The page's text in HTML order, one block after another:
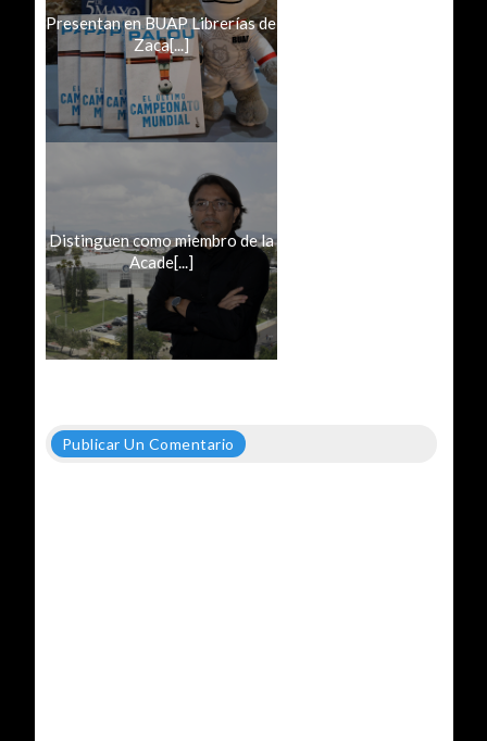
Presentan en BUAP Librerías de
Zaca[...]
Distinguen como miembro de la
Acade[...]
Publicar Un Comentario